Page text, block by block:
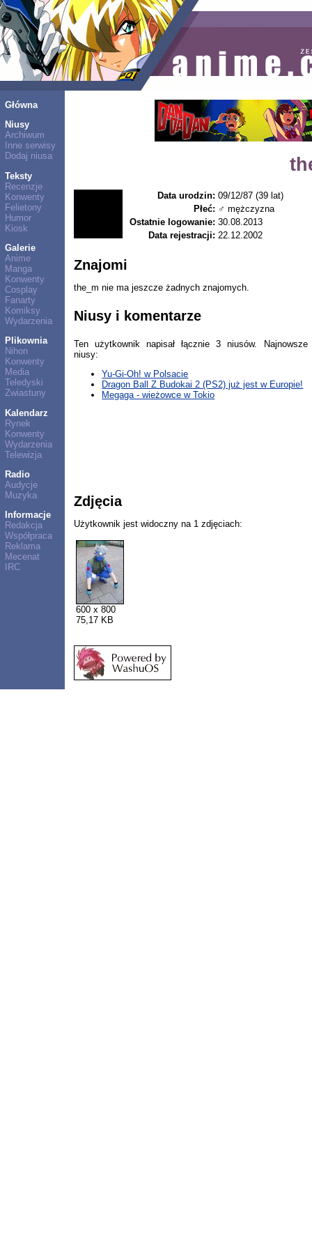
Główna
Niusy
Archiwum
Inne serwisy
Dodaj niusa
Teksty
Recenzje
Konwenty
Felietony
Humor
Kiosk
Galerie
Anime
Manga
Konwenty
Cosplay
Fanarty
Komiksy
Wydarzenia
Plikownia
Nihon
Konwenty
Media
Teledyski
Zwiastuny
Kalendarz
Rynek
Konwenty
Wydarzenia
Telewizja
Radio
Audycje
Muzyka
Informacje
Redakcja
Współpraca
Reklama
Mecenat
IRC
Data urodzin: 09/12/87 (39 lat)
Płeć: ♂ mężczyzna
Ostatnie logowanie: 30.08.2013
Data rejestracji: 22.12.2002
Znajomi
the_m nie ma jeszcze żadnych znajomych.
Niusy i komentarze
Ten użytkownik napisał łącznie 3 niusów. Najnowsze
niusy:
Yu-Gi-Oh! w Polsacie
Dragon Ball Z Budokai 2 (PS2) już jest w Europie!
Megaga - wieżowce w Tokio
Zdjęcia
Użytkownik jest widoczny na 1 zdjęciach:
600 x 800
75,17 KB